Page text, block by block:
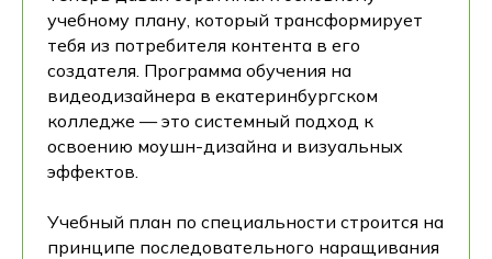
учебному плану, который трансформирует
тебя из потребителя контента в его
создателя. Программа обучения на
видеодизайнера в екатеринбургском
колледже — это системный подход к
освоению моушн-дизайна и визуальных
эффектов.
Учебный план по специальности строится на
принципе последовательного наращивания